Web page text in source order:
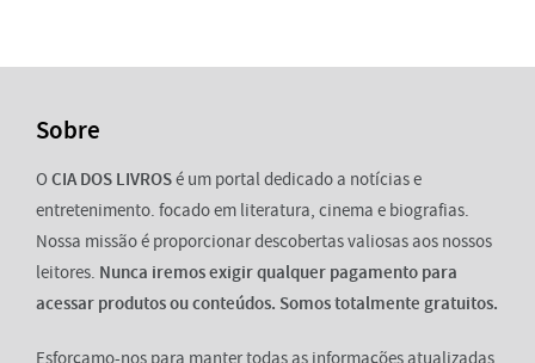
Sobre
OCIA DOS LIVROSé um portal dedicado a notícias e
entretenimento. focado em literatura, cinema e biografias.
Nossa missão é proporcionar descobertas valiosas aos nossos
leitores. Nunca iremos exigir qualquer pagamento para
acessar produtos ou conteúdos. Somos totalmente gratuitos.